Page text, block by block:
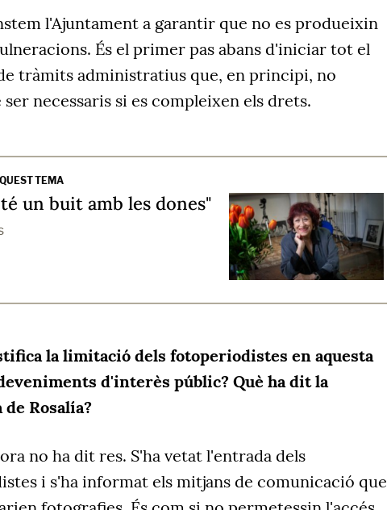
l'Ajuntament a garantir que no es produeixin
És el primer pas abans d'iniciar tot el
tràmits administratius que, en principi, no
necessaris si es compleixen els drets.
TEMA
un buit amb les dones"
la limitació dels fotoperiodistes en aquesta
d'interès públic? Què ha dit la
Rosalía?
no ha dit res. S'ha vetat l'entrada dels
i s'ha informat els mitjans de comunicació que